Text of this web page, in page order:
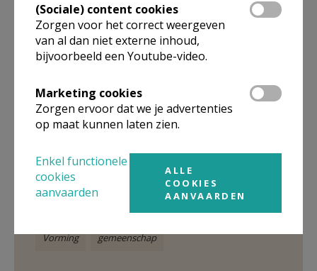
Catechese bisdom Gent
Meer
Liturgie en Catechese
Artikel
Catechese; Doopproject bisdom Gent
Vorming gemeenschap
(Sociale) content cookies
Zorgen voor het correct weergeven
van al dan niet externe inhoud,
bijvoorbeeld een Youtube-video.
Marketing cookies
Zorgen ervoor dat we je advertenties
op maat kunnen laten zien.
Enkel functionele
cookies
aanvaarden
ALLE
COOKIES
AANVAARDEN